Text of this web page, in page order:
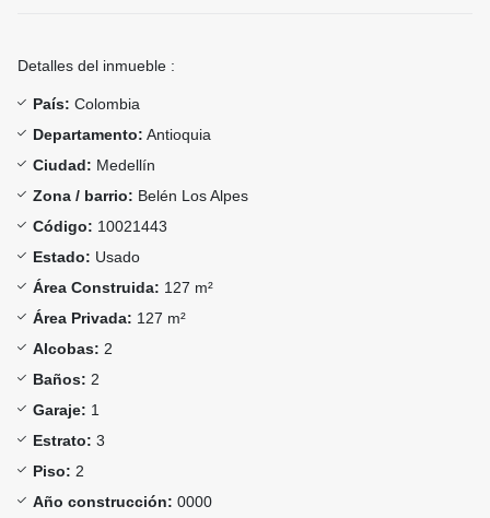
Detalles del inmueble :
País: Colombia
Departamento: Antioquia
Ciudad: Medellín
Zona / barrio: Belén Los Alpes
Código: 10021443
Estado: Usado
Área Construida: 127 m²
Área Privada: 127 m²
Alcobas: 2
Baños: 2
Garaje: 1
Estrato: 3
Piso: 2
Año construcción: 0000